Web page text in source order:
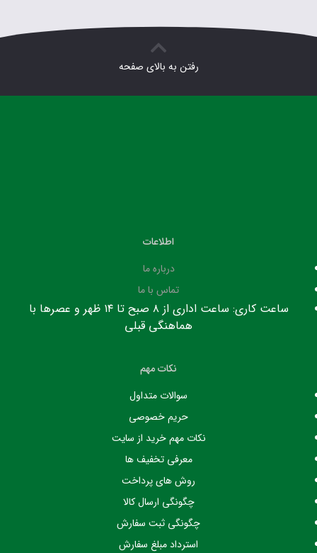
رفتن به بالای صفحه
اطلاعات
درباره ما
تماس با ما
ساعت کاری: ساعت اداری از ۸ صبح تا ۱۴ ظهر و عصرها با
هماهنگی قبلی
نکات مهم
سوالات متداول
حریم خصوصی
نکات مهم خرید از سایت
معرفی تخفیف ها
روش های پرداخت
چگونگی ارسال کالا
چگونگی ثبت سفارش
استرداد مبلغ سفارش